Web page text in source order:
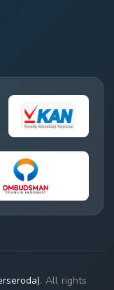
. All rights